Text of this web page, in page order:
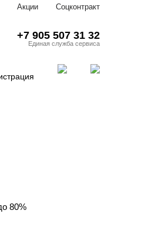
Акции Соцконтракт
+7 905 507 31 32
Единая служба сервиса
80%